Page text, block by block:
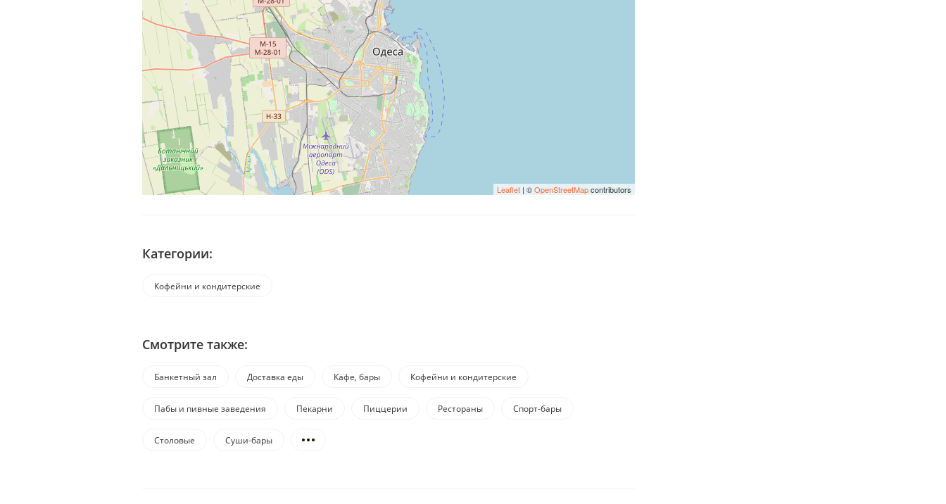
Leaflet | ©OpenStreetMapcontributors
Категории:
Кофейни и кондитерские
Смотрите также:
Банкетный зал Доставка еды Кафе, бары Кофейни и кондитерские
Пабы и пивные заведения Пекарни Пиццерии Рестораны Спорт-бары
Столовые Суши-бары